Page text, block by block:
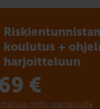
koulutus +
harjoitteluun
€
myös osamaksulla